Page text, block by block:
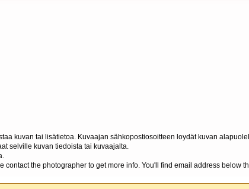
kuvan tai lisätietoa. Kuvaajan sähkopostiosoitteen loydät kuvan
selville kuvan tiedoista tai kuvaajalta.
the photographer to get more info. You'll find email address below